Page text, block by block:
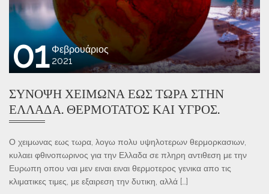
01 Φεβρουάριος
2021
ΣΎΝΟΨΗ ΧΕΙΜΏΝΑ ΕΏΣ ΤΏΡΑ ΣΤΗΝ
ΕΛΛΆΔΑ. ΘΕΡΜΌΤΑΤΟΣ ΚΑΙ ΥΓΡΌΣ.
Ο χειμωνας εως τωρα, λογω πολυ υψηλοτερων θερμορκασιων,
κυλαει φθινοπωρινος για την Ελλαδα σε πληρη αντιθεση με την
Ευρωπη οπου ναι μεν ειναι ειναι θερμοτερος γενικα απο τις
κλιματικες τιμες, με εξαιρεση την δυτικη, αλλά […]